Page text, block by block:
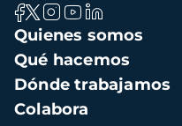
Navegación
principal
Quienes somos
Qué hacemos
Dónde trabajamos
Colabora